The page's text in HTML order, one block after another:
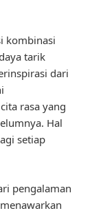
kombinasi
tarik
dari
rasa yang
Hal
setiap
pengalaman